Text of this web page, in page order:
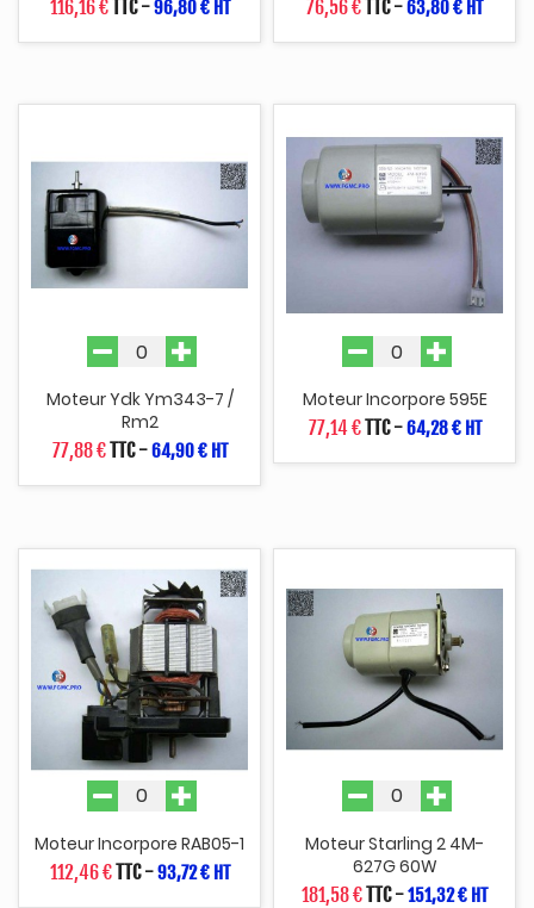
116,16 €TTC-96,80 € HT
76,56 €TTC-63,80 € HT
Moteur Ydk Ym343-7 /
Rm2
77,88 €TTC-64,90 € HT
Moteur Incorpore 595E
77,14 €TTC-64,28 € HT
Moteur Incorpore RAB05-1
112,46 €TTC-93,72 € HT
Moteur Starling 2 4M-
627G 60W
181,58 €TTC-151,32 € HT